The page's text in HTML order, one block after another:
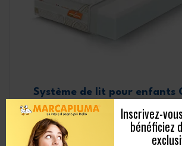
Système de lit pour enfants
Fermeté:
Caractéristiques:
Inscrivez-
bénéficiez